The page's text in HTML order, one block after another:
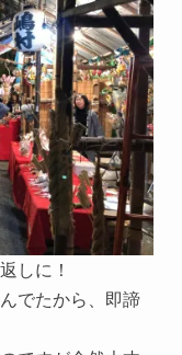
しに！
でたから、即諦